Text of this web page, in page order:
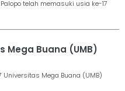
telah memasuki usia ke-17
Mega Buana (UMB)
Universitas Mega Buana (UMB)